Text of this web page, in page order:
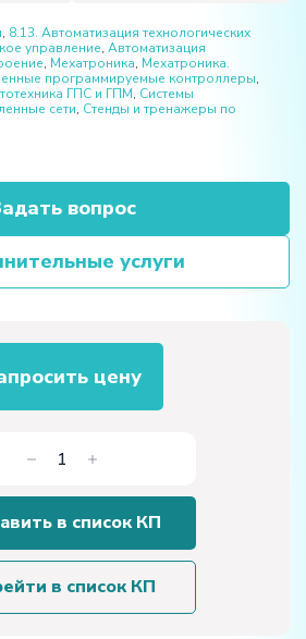
, 8.13. Автоматизация технологических
управление, Автоматизация
, Мехатроника, Мехатроника.
программируемые контроллеры,
ГПС и ГПМ, Системы
сети, Стенды и тренажеры по
вопрос
услуги
цену
Количество
товара
Учебные
наборы
для
сортировки
в список КП
в список КП